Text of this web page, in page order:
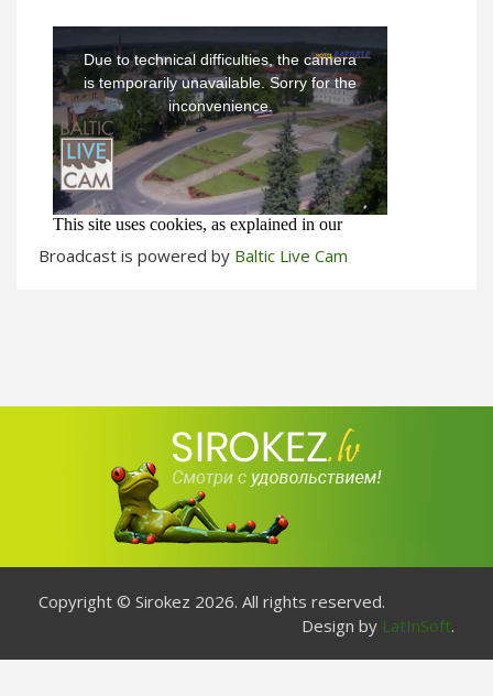
Broadcast is powered by Baltic Live Cam
Copyright © Sirokez 2026. All rights reserved.
Design by LatInSoft.